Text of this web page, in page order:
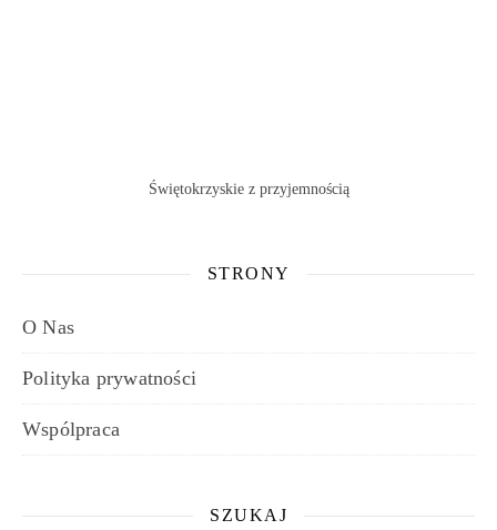
Świętokrzyskie z przyjemnością
STRONY
O Nas
Polityka prywatności
Wspólpraca
SZUKAJ